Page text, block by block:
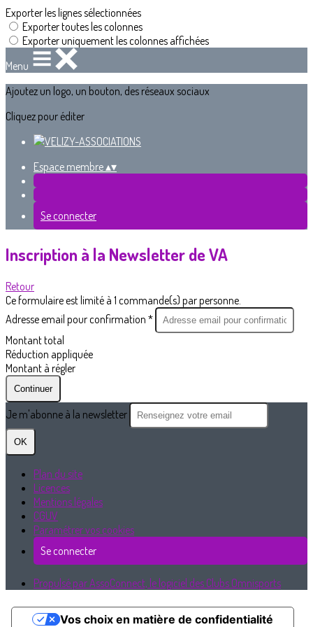
Exporter les lignes sélectionnées
Exporter toutes les colonnes
Exporter uniquement les colonnes affichées
Menu
Ajoutez un logo, un bouton, des réseaux sociaux
Cliquez pour éditer
Espace membre▴▾
Se connecter
Inscription à la Newsletter de VA
Retour
Ce formulaire est limité à 1 commande(s) par personne.
Adresse email pour confirmation *
Montant total
Réduction appliquée
Montant à régler
Continuer
Je m'abonne à la newsletter
OK
Plan du site
Licences
Mentions légales
CGUV
Paramétrer vos cookies
Se connecter
Propulsé par AssoConnect, le logiciel des Clubs Omnisports
Vos choix en matière de confidentialité